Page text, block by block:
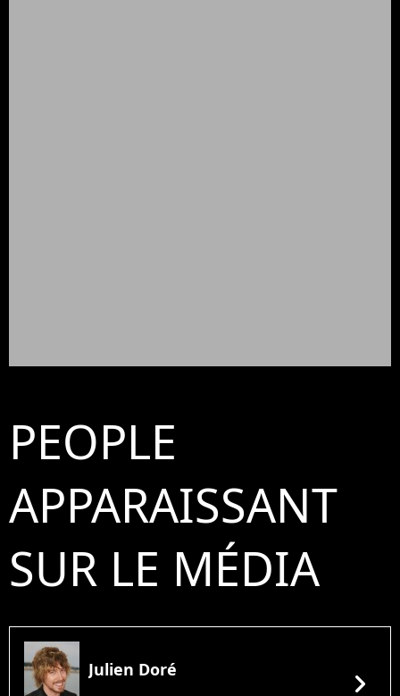
PEOPLE
APPARAISSANT
SUR LE MÉDIA
Julien Doré chevron_right